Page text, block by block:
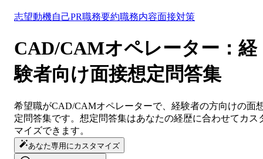
志望動機自己PR職務要約職務内容面接対策
CAD/CAMオペレーター：経
験者向け面接想定問答集
希望職がCAD/CAMオペレーターで、経験者の方向けの面
定問答集です。想定問答集はあなたの経歴に合わせてカス
マイズできます。
あなた専用にカスタマイズ